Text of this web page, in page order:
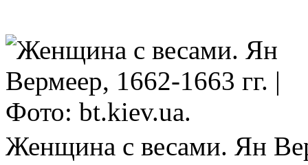
Женщина с весами. Ян